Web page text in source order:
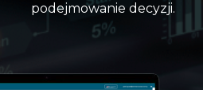
podejmowanie decyzji.